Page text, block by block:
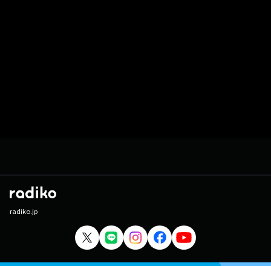
radiko.jp